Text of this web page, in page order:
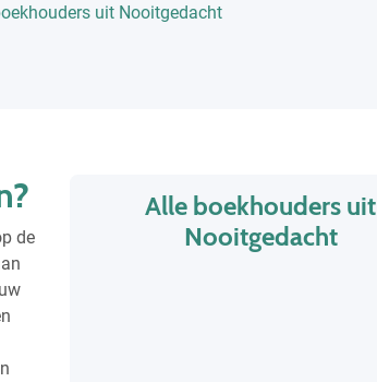
uit Nooitgedacht
de
Alle boekhouders uit
Nooitgedacht